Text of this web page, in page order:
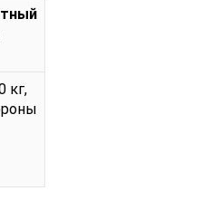
кг,